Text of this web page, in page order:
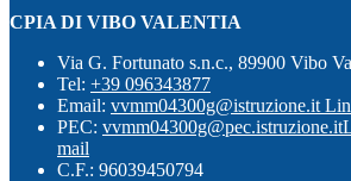
CPIA DI VIBO VALENTIA
Via G. Fortunato s.n.c., 89900 Vibo
Tel: +39 096343877
Email: vvmm04300g@istruzione.it
PEC: vvmm04300g@pec.istruzione.it
mail
C.F.: 96039450794